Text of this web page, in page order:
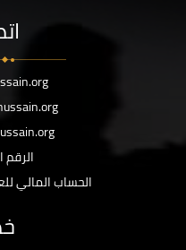
الرقم
الحساب المالي